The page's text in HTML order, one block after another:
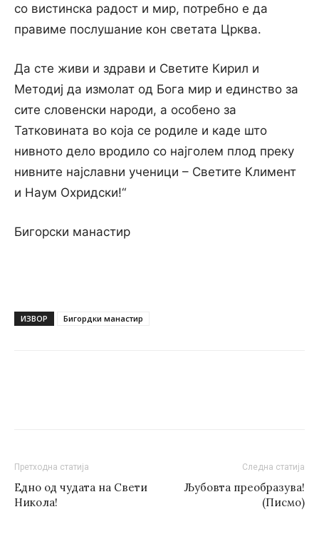
со вистинска радост и мир, потребно е да
правиме послушание кон светата Црква.
Да сте живи и здрави и Светите Кирил и
Методиј да измолат од Бога мир и единство за
сите словенски народи, а особено за
Татковината во која се родиле и каде што
нивното дело вродило со најголем плод преку
нивните најславни ученици – Светите Климент
и Наум Охридски!“
Бигорски манастир
ИЗВОР Бигордки манастир
Претходна статија
Едно од чудата на Свети
Никола!
Следна статија
Љубовта преобразува!
(Писмо)